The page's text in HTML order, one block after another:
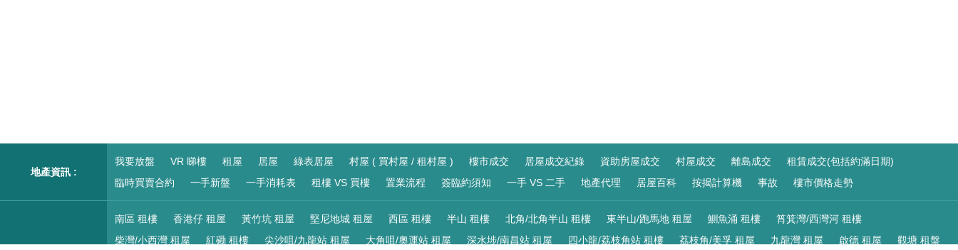
地產資訊 :
我要放盤 VR 睇樓 租屋 居屋 綠表居屋 村屋 ( 買村屋 / 租村屋 ) 樓市成交 居屋成交紀錄 資助房屋成交 村屋成交 離島成交
租賃成交(包括約滿日期)
臨時買賣合約
一手新盤 一手消耗表 租樓 VS 買樓 置業流程 簽臨約須知 一手 VS 二手 地產代理 居屋百科 按揭計算機 事故 樓市價格走勢
南區 租樓 香港仔 租屋 黃竹坑 租屋 堅尼地城 租屋 西區 租樓 半山 租樓 北角/北角半山 租樓 東半山/跑馬地 租屋 鰂魚涌 租樓
筲箕灣/西灣河 租樓
柴灣/小西灣 租屋
紅磡 租樓 尖沙咀/九龍站 租屋 大角咀/奧運站 租屋 深水埗/南昌站 租屋 四小龍/荔枝角站 租樓 荔枝角/美孚 租屋 九龍灣 租屋 啟德 租屋 觀塘 租盤